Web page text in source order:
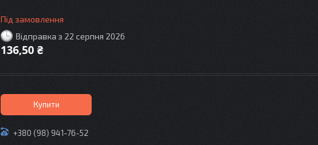
Під замовлення
Відправка з 22 серпня 2026
136,50 ₴
Купити
+380 (98) 941-76-52